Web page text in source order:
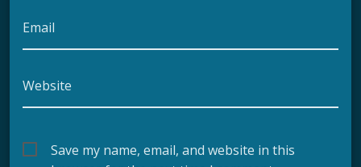
Email
Website
Save my name, email, and website in this